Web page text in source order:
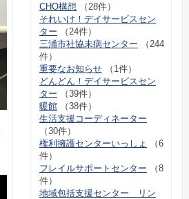
CHO構想 （28件）
それいけ！デイサービスセン
ター （24件）
三浦市社協未病センター （244
件）
重要なお知らせ （1件）
どんどん！デイサービスセン
ター （39件）
暖館 （38件）
生活支援コーディネーター
（30件）
権利擁護センターいっしょ
（6
件）
フレイルサポートセンター （8
件）
地域包括支援センター リン